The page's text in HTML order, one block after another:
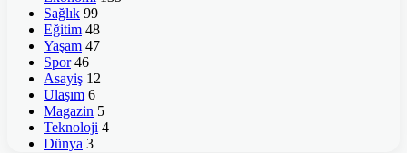
Sağlık 99
Eğitim 48
Yaşam 47
Spor 46
Asayiş 12
Ulaşım 6
Magazin 5
Teknoloji 4
Dünya 3